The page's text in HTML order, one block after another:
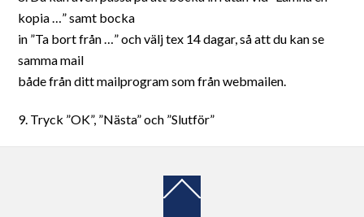
kopia …” samt bocka
in ”Ta bort från …” och välj tex 14 dagar, så att du kan se
samma mail
både från ditt mailprogram som från webmailen.
9. Tryck ”OK”, ”Nästa” och ”Slutför”
To